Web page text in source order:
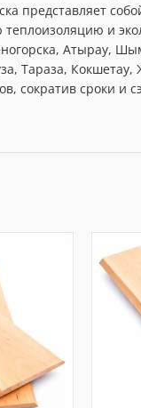
представляет
и
Атырау,
Тараза, Кокшетау,
сократив сроки и